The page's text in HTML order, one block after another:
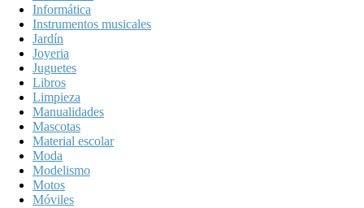
Informática
Instrumentos musicales
Jardín
Joyeria
Juguetes
Libros
Limpieza
Manualidades
Mascotas
Material escolar
Moda
Modelismo
Motos
Móviles